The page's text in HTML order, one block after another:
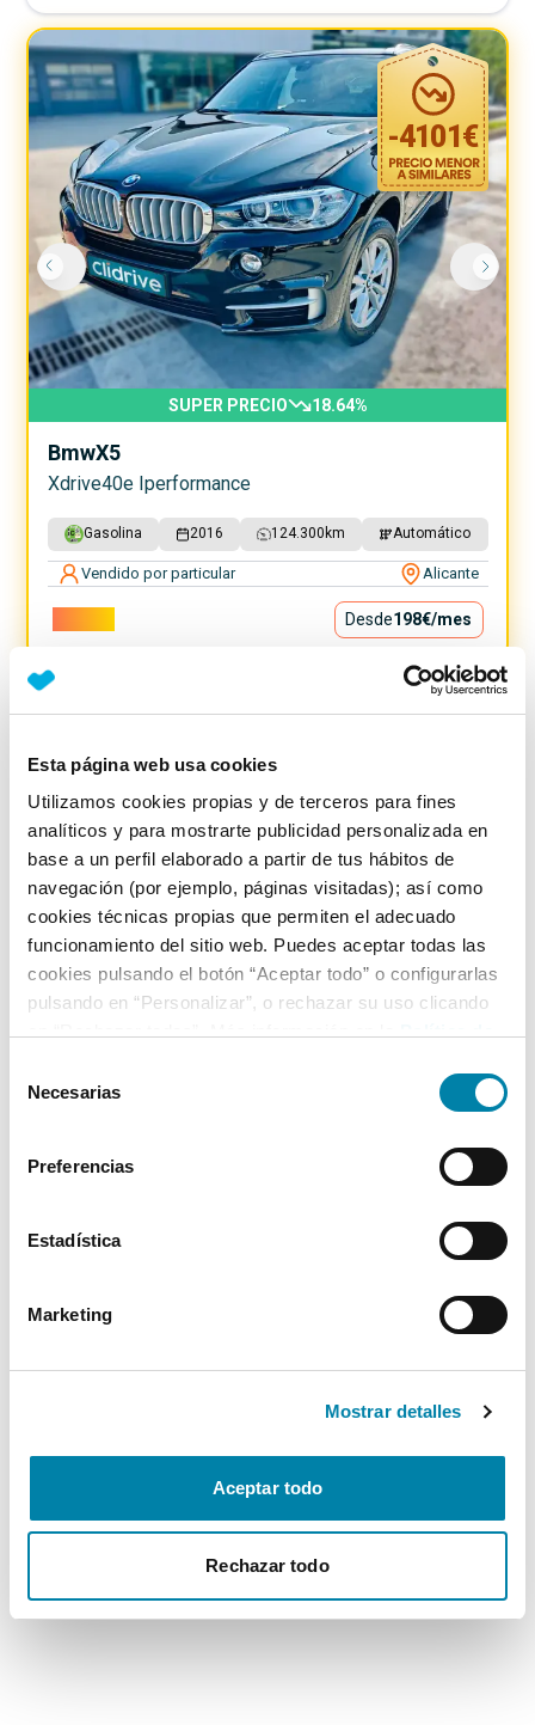
Esta página web usa cookies
Utilizamos cookies propias y de terceros para fines
analíticos y para mostrarte publicidad personalizada en
base a un perfil elaborado a partir de tus hábitos de
navegación (por ejemplo, páginas visitadas); así como
cookies técnicas propias que permiten el adecuado
funcionamiento del sitio web. Puedes aceptar todas las
cookies pulsando el botón “Aceptar todo” o configurarlas
pulsando en “Personalizar”, o rechazar su uso clicando
Necesarias
Preferencias
Estadística
Marketing
Mostrar detalles
Aceptar todo
Rechazar todo
-4101€
SUPER PRECIO 18.64%
BmwX5
Xdrive40e Iperformance
Gasolina 2016 124.300 km Automático
Vendido por particular Alicante
Desde198€/mes